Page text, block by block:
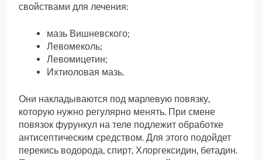
свойствами для лечения:
мазь Вишневского;
Левомеколь;
Левомицетин;
Ихтиоловая мазь.
Они накладываются под марлевую повязку,
которую нужно регулярно менять. При смене
повязок фурункул на теле подлежит обработке
антисептическим средством. Для этого подойдет
перекись водорода, спирт, Хлоргексидин, бетадин.